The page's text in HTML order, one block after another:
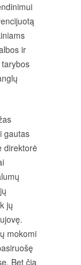
ir
gautas
direktorė
jų
mokomi
Bet čia